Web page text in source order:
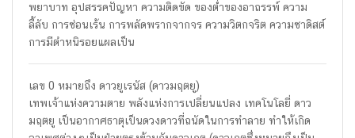
พยาบาท อุปสรรคปัญหา ความติดขัด ของต่ำของอาถรรพ์ ความ
ลี้ลับ การซ่อนเร้น การพลัดพรากจากจร ความวิตกจริต ความซาดิสต์
การมีตำหนิรอยแผลเป็น
เลข 0 หมายถึง ดาวยูเรนัส (ดาวมฤตยู)
เทพเจ้าแห่งความตาย พลังแห่งการเปลี่ยนแปลง เทคโนโลยี่ ดาว
มฤตยู เป็นอากาศธาตุเป็นดวงดาวที่ถนัดในการทำลาย ทำให้เกิด